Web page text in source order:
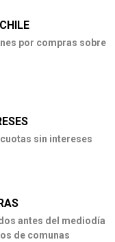
por compras sobre
cuotas sin intereses
antes del mediodía
de comunas